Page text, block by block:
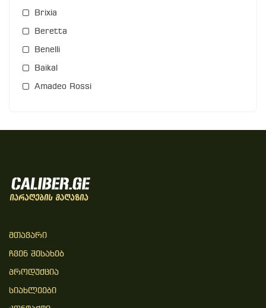
Brixia
Beretta
Benelli
Baikal
Amadeo Rossi
Მთავარი
Ჩვენ Შესახებ
Პროდუქცია
Სიახლეები